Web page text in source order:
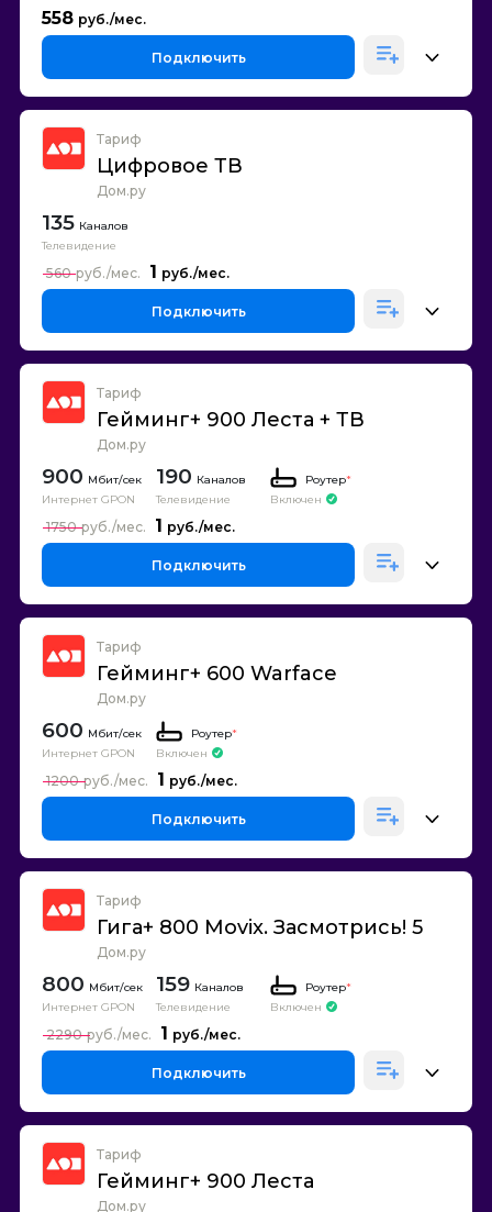
558
Подключить
Тариф
Цифровое ТВ
Дом.ру
135 Каналов
Телевидение
1
560
Подключить
Тариф
Гейминг+ 900 Леста + ТВ
Дом.ру
900
Интернет GPON
190 Каналов
Телевидение
Роутер*
Включен
1
1750
Подключить
Тариф
Гейминг+ 600 Warface
Дом.ру
600
Интернет GPON
Роутер*
Включен
1
1200
Подключить
Тариф
Гига+ 800 Movix. Засмотрись! 5
Дом.ру
800
Интернет GPON
159 Каналов
Телевидение
Роутер*
Включен
1
2290
Подключить
Тариф
Гейминг+ 900 Леста
Дом.ру